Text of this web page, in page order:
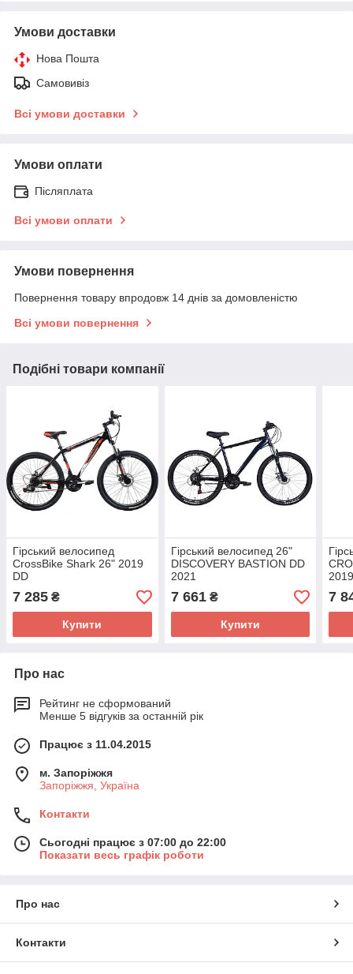
Умови доставки
Нова Пошта
Самовивіз
Всі умови доставки
Умови оплати
Післяплата
Всі умови оплати
Умови повернення
Повернення товару впродовж 14 днів за домовленістю
Всі умови повернення
Подібні товари компанії
Гірський велосипед
CrossBike Shark 26" 2019
DD
7 285 ₴
Купити
Гірський велосипед 26"
DISCOVERY BASTION DD
2021
7 661₴
Купити
7
Про нас
Рейтинг не сформований
Менше 5 відгуків за останній рік
Працює з 11.04.2015
м. Запоріжжя
Запоріжжя, Україна
Контакти
Сьогодні працює з 07:00 до 22:00
Показати весь графік роботи
Про нас
Контакти